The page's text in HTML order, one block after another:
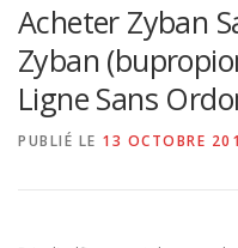
Acheter Zyban
Zyban
Ligne Sans
PUBLIÉ LE 13 OCTOBRE